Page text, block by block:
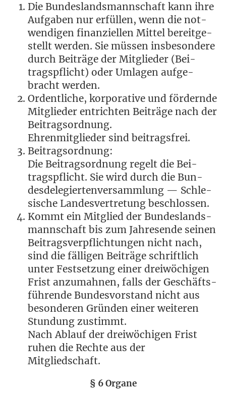
Die Bun­des­lands­mann­schaft kann ihre
Auf­ga­ben nur erfül­len, wenn die not­
wen­di­gen finan­zi­el­len Mit­tel bereit­ge­
stellt wer­den. Sie müs­sen ins­be­son­de­re
durch Bei­trä­ge der Mit­glie­der (Bei­
trags­pflicht) oder Umla­gen auf­ge­
bracht werden.
Ordent­li­che, kor­po­ra­ti­ve und för­dern­de
Mit­glie­der ent­rich­ten Bei­trä­ge nach der
Beitragsordnung.
Ehren­mit­glie­der sind beitragsfrei.
Bei­trags­ord­nung:
Die Bei­trags­ord­nung regelt die Bei­
trags­pflicht. Sie wird durch die Bun­
des­de­le­gier­ten­ver­samm­lung — Schle­
si­sche Lan­des­ver­tre­tung beschlossen.
Kommt ein Mit­glied der Bun­des­lands­
mann­schaft bis zum Jah­res­en­de sei­nen
Bei­trags­ver­pflich­tun­gen nicht nach,
sind die fäl­li­gen Bei­trä­ge schrift­lich
unter Fest­set­zung einer drei­wö­chi­gen
Frist anzu­mah­nen, falls der Geschäfts­
füh­ren­de Bun­des­vor­stand nicht aus
beson­de­ren Grün­den einer wei­te­ren
Stun­dung zustimmt.
Nach Ablauf der drei­wö­chi­gen Frist
ruhen die Rech­te aus der
Mitgliedschaft.
§ 6 Organe